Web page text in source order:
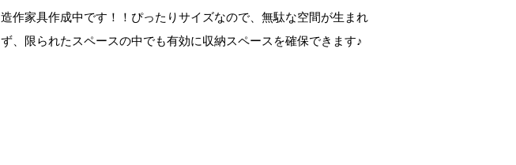
造作家具作成中です！！ぴったりサイズなので、無駄な空間が生まれ
ず、限られたスペースの中でも有効に収納スペースを確保できます♪